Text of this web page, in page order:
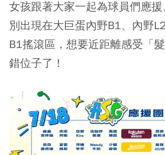
女孩跟著大家一起為球員們應
別出現在大巨蛋內野B1、內野
B1搖滾區，想要近距離感受 「
錯位子了！